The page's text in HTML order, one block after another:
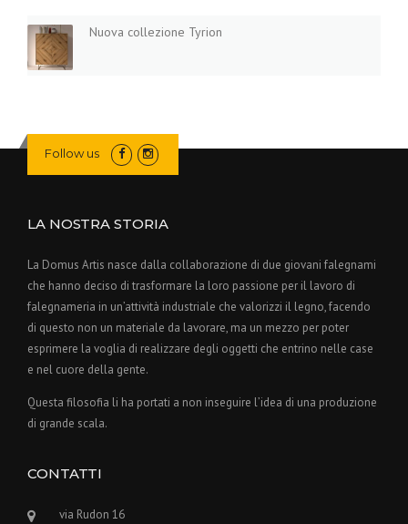
Nuova collezione Tyrion
Follow us
LA NOSTRA STORIA
La Domus Artis nasce dalla collaborazione di due giovani falegnami
che hanno deciso di trasformare la loro passione per il lavoro di
falegnameria in un’attività industriale che valorizzi il legno, facendo
di questo non un materiale da lavorare, ma un mezzo per poter
esprimere la voglia di realizzare degli oggetti che entrino nelle case
e nel cuore della gente.
Questa filosofia li ha portati a non inseguire l’idea di una produzione
di grande scala.
CONTATTI
via Rudon 16